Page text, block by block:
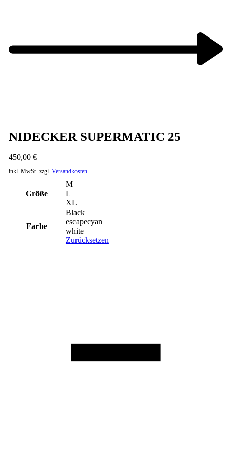
NIDECKER SUPERMATIC 25
450,00 €
inkl. MwSt. zzgl. Versandkosten
Größe
M
L
XL
Farbe
Black
escapecyan
white
Zurücksetzen